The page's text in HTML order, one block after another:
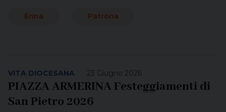
Enna Patrona
23 Giugno 2026
VITA DIOCESANA
PIAZZA ARMERINA Festeggiamenti di
San Pietro 2026